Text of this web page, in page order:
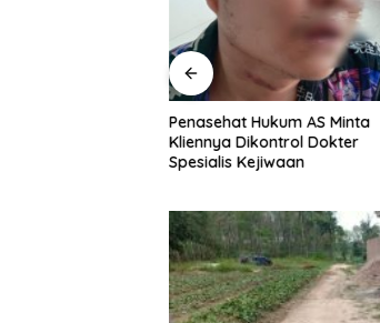
Penasehat Hukum AS Minta
Kliennya Dikontrol Dokter
Spesialis Kejiwaan